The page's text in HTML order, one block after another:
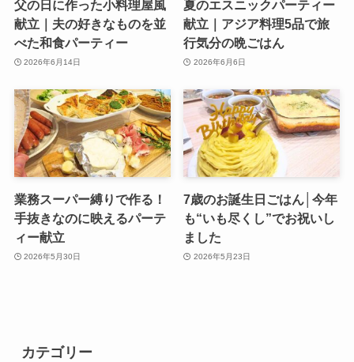
父の日に作った小料理屋風
献立｜夫の好きなものを並
べた和食パーティー
2026年6月14日
夏のエスニックパーティー
献立｜アジア料理5品で旅
行気分の晩ごはん
2026年6月6日
業務スーパー縛りで作る！
手抜きなのに映えるパーテ
ィー献立
2026年5月30日
7歳のお誕生日ごはん│今年
も“いも尽くし”でお祝いし
ました
2026年5月23日
カテゴリー